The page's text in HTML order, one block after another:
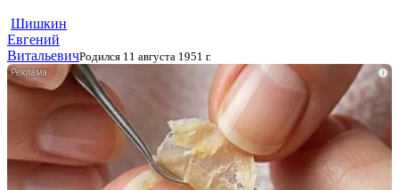
Шишкин
Евгений
ВитальевичРодился 11 августа 1951 г.
i